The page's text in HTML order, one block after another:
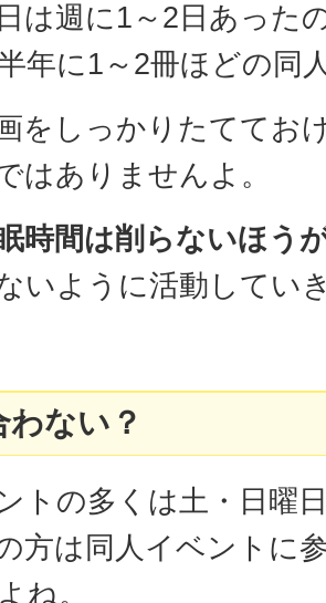
は週に1～2日あった
年に1～2冊ほどの同
をしっかりたててお
はありませんよ。
時間は削らないほう
いように活動してい
ない？
トの多くは土・日曜
方は同人イベントに
ね。